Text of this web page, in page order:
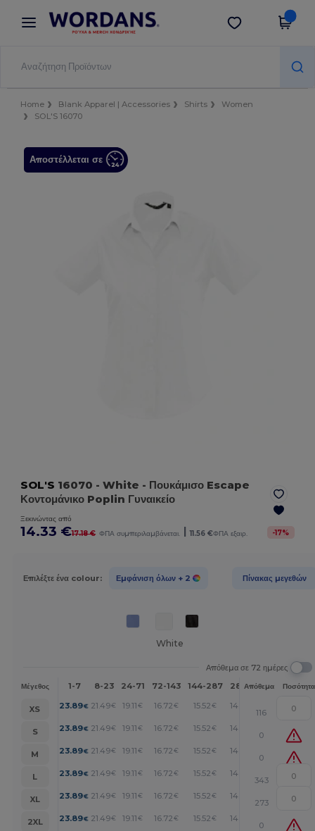
× Εφαρμογή Wordans
Καλύτερες τιμές στην εφαρμογή!
Λήψη app
Home Blank Apparel | Accessories Shirts
Women
SOL'S 16070
Αποστέλλεται σε
SOL'S 16070 - White - Πουκάμισο Escape
Κοντομάνικο Poplin Γυναικείο
Ξεκινώντας από
14.33 €17.18 € ΦΠΑ συμπεριλαμβάνεται. | 11.56 €ΦΠΑ εξαιρ. -17%
Επιλέξτε ένα colour: Εμφάνιση όλων + 2 Πίνακας μεγεθών
White
Απόθεμα σε 72 ημέρες
Μέγεθος 1-7 8-23 24-71 72-143 144-287 288 + Περισσότερα
Απόθεμα Ποσότητα
XS 23.89€ 21.49€ 19.11 € 16.72€ 15.52 € 14.33
116
S
23.89€ 21.49€ 19.11 € 16.72€ 15.52 € 14.33 +
0
M
23.89€ 21.49€ 19.11 € 16.72€ 15.52 € 14.33 +
0
L
23.89€ 21.49€ 19.11 € 16.72€ 15.52 € 14.33
343
XL
23.89€ 21.49€ 19.11 € 16.72€ 15.52 € 14.33
273
2XL
23.89€ 21.49€ 19.11 € 16.72€ 15.52 € 14.33 +
0